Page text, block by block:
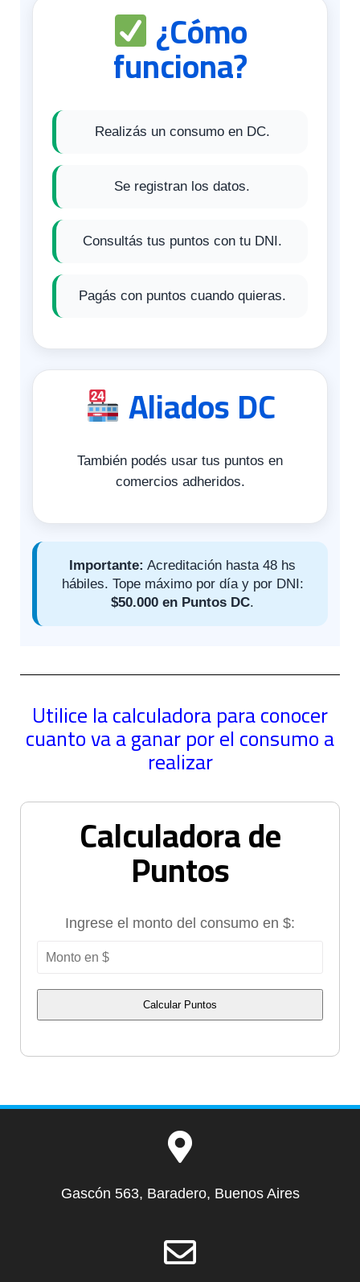
¿Cómo
funciona?
Realizás un consumo en DC.
Se registran los datos.
Consultás tus puntos con tu DNI.
Pagás con puntos cuando quieras.
Aliados DC
También podés usar tus puntos en
comercios adheridos.
Importante: Acreditación hasta 48 hs
hábiles. Tope máximo por día y por DNI:
$50.000 en Puntos DC.
Utilice la calculadora para conocer
cuanto va a ganar por el consumo a
realizar
Calculadora de
Puntos
Ingrese el monto del consumo en $:
Calcular Puntos
Gascón 563, Baradero, Buenos Aires